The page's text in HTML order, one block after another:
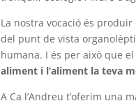
La nostra vocació és
del punt de vista
humana. I és per això que
aliment i l’aliment la teva
A Ca l’Andreu t’oferim una